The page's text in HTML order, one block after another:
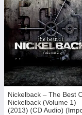
Nickelback – The Best
Nickelback (Volume 1)
(2013) (CD Audio)